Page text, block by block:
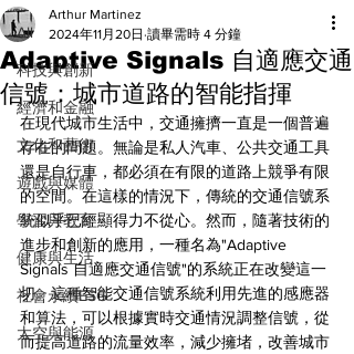
All
科技與創新
經濟和金融
文化和藝術
遊戲與媒體
學習與教育
健康與生活
社會永續ESG
太空與能源
Adaptive Signals 自適應交通
信號：城市道路的智能指揮
Arthur Martinez
2024年11月20日 讀畢需時 4 分鐘
在現代城市生活中，交通擁擠一直是一個普遍
存在的問題。無論是私人汽車、公共交通工具
還是自行車，都必須在有限的道路上競爭有限
的空間。在這樣的情況下，傳統的交通信號系
統似乎已經顯得力不從心。然而，隨著技術的
進步和創新的應用，一種名為"Adaptive
Signals 自適應交通信號"的系統正在改變這一
切。這種智能交通信號系統利用先進的感應器
和算法，可以根據實時交通情況調整信號，從
而提高道路的流量效率，減少擁堵，改善城市